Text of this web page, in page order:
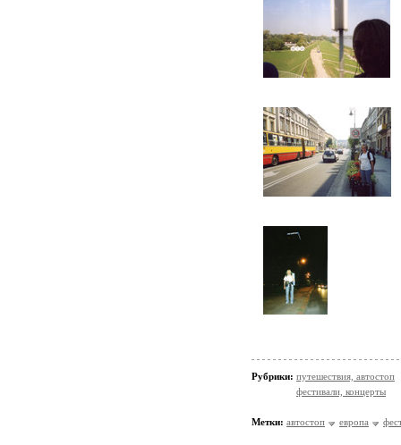
Рубрики: путешествия, автостоп
фестивали, концерты
Метки: автостоп европа